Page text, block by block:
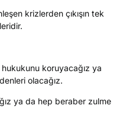
krizlerden çıkışın tek
koruyacağız ya
olacağız.
ya da hep beraber zulme